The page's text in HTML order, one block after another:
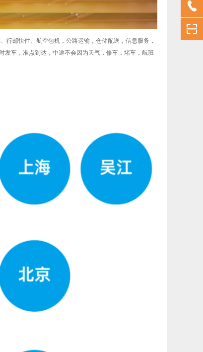
行邮快件、航空包机，公路运输，仓储配送，信息服务，
发车，准点到达，中途不会因为天气，修车，堵车，航班